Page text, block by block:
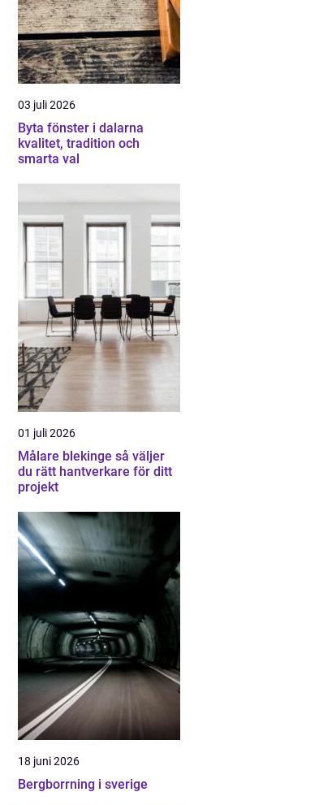
03 juli 2026
Byta fönster i dalarna
kvalitet, tradition och
smarta val
01 juli 2026
Målare blekinge så väljer
du rätt hantverkare för ditt
projekt
18 juni 2026
Bergborrning i sverige